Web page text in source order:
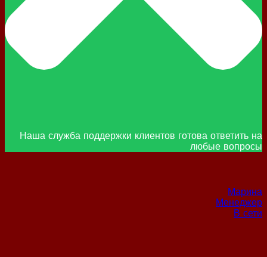
Наша служба поддержки клиентов готова ответить на
любые вопросы
Марина
Менеджер
В сети